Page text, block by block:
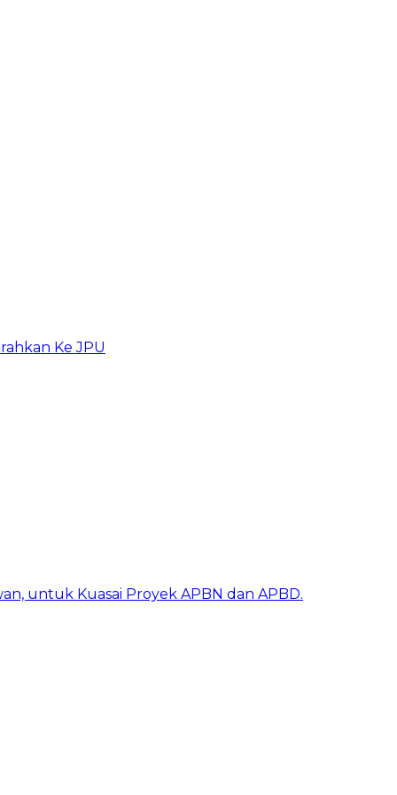
Ke JPU
untuk Kuasai Proyek APBN dan APBD.